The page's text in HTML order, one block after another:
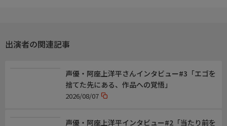
スタッフ
【キャラクター原案】昌未
【漫画】おおのいも(HJコミックス/コミックファイア連載)
【監督】葛谷直行
出演者の関連記事
声優・阿座上洋平さんインタビュー#3「エゴを
捨てた先にある、作品への覚悟」
2026/08/07
声優・阿座上洋平インタビュー#2「当たり前を